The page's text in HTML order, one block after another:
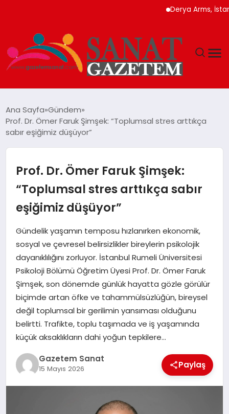
Derya Arms, İstanbul
TEKNOLOJI
YAŞAM
EKONOMI
SAĞLIK
DÜNYA
EĞITIM
Ana Sayfa Gündem
Prof. Dr. Ömer Faruk Şimşek: “Toplumsal stres arttıkça
sabır eşiğimiz düşüyor”
Prof. Dr. Ömer Faruk Şimşek:
“Toplumsal stres arttıkça sabır
eşiğimiz düşüyor”
Gündelik yaşamın temposu hızlanırken ekonomik,
sosyal ve çevresel belirsizlikler bireylerin psikolojik
dayanıklılığını zorluyor. İstanbul Rumeli Üniversitesi
Psikoloji Bölümü Öğretim Üyesi Prof. Dr. Ömer Faruk
Şimşek, son dönemde günlük hayatta gözle görülür
biçimde artan öfke ve tahammülsüzlüğün, bireysel
değil toplumsal bir gerilimin yansıması olduğunu
belirtti. Trafikte, toplu taşımada ve iş yaşamında
küçük aksaklıkların dahi yoğun tepkilere…
Gazetem Sanat
15 Mayıs 2026 Paylaş